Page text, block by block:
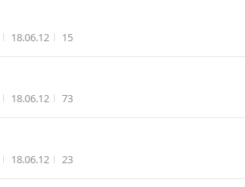
작성시간
18.06.12 조회수
15
작성시간
18.06.12 조회수
73
작성시간
18.06.12 조회수
23